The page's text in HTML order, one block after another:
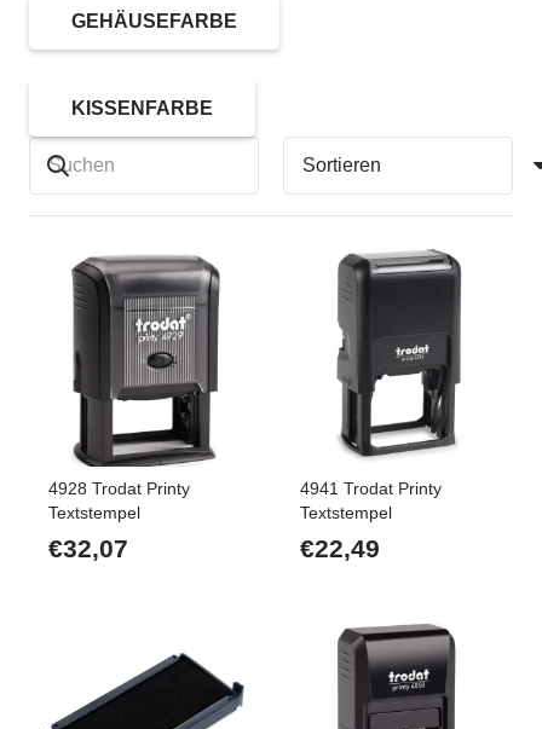
GEHÄUSEFARBE
KISSENFARBE
4928 Trodat Printy
Textstempel
€32,07
4941 Trodat Printy
Textstempel
€22,49